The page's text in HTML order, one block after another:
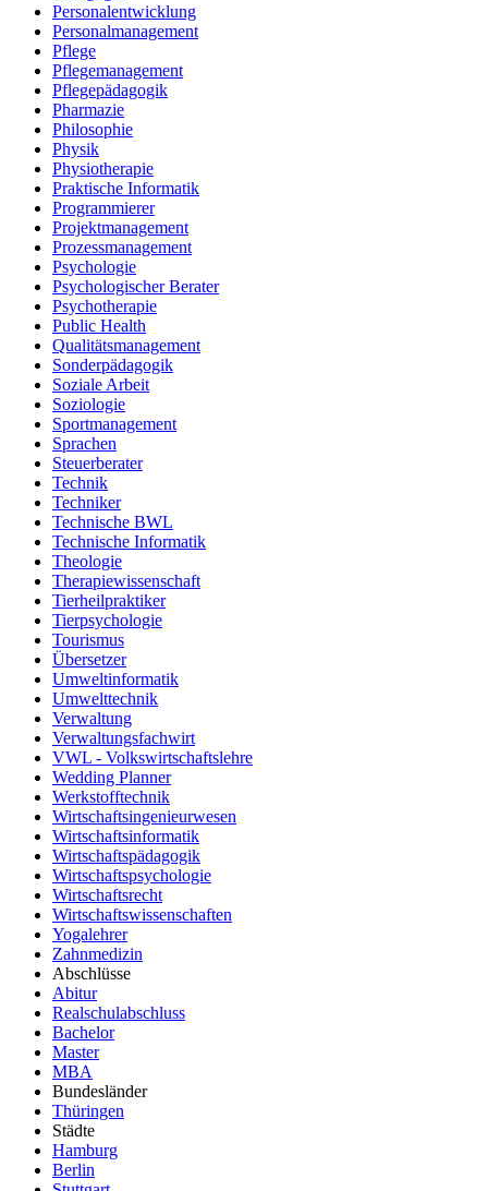
Personalentwicklung
Personalmanagement
Pflege
Pflegemanagement
Pflegepädagogik
Pharmazie
Philosophie
Physik
Physiotherapie
Praktische Informatik
Programmierer
Projektmanagement
Prozessmanagement
Psychologie
Psychologischer Berater
Psychotherapie
Public Health
Qualitätsmanagement
Sonderpädagogik
Soziale Arbeit
Soziologie
Sportmanagement
Sprachen
Steuerberater
Technik
Techniker
Technische BWL
Technische Informatik
Theologie
Therapiewissenschaft
Tierheilpraktiker
Tierpsychologie
Tourismus
Übersetzer
Umweltinformatik
Umwelttechnik
Verwaltung
Verwaltungsfachwirt
VWL - Volkswirtschaftslehre
Wedding Planner
Werkstofftechnik
Wirtschaftsingenieurwesen
Wirtschaftsinformatik
Wirtschaftspädagogik
Wirtschaftspsychologie
Wirtschaftsrecht
Wirtschaftswissenschaften
Yogalehrer
Zahnmedizin
Abschlüsse
Abitur
Realschulabschluss
Bachelor
Master
MBA
Bundesländer
Thüringen
Städte
Hamburg
Berlin